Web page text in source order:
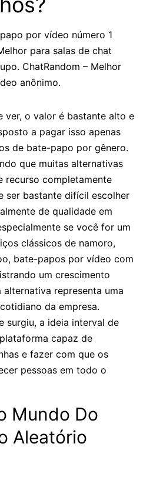
por vídeo número 1
para salas de chat
ChatRandom – Melhor
anônimo.
ver, o valor é bastante alto e
a pagar isso apenas
de bate-papo por gênero.
que muitas alternativas
recurso completamente
ser bastante difícil escolher
de qualidade em
se você for um
clássicos de namoro,
bate-papos por vídeo com
um crescimento
representa uma
da empresa.
surgiu, a ideia interval de
capaz de
e fazer com que os
pessoas em todo o
Mundo Do
Aleatório